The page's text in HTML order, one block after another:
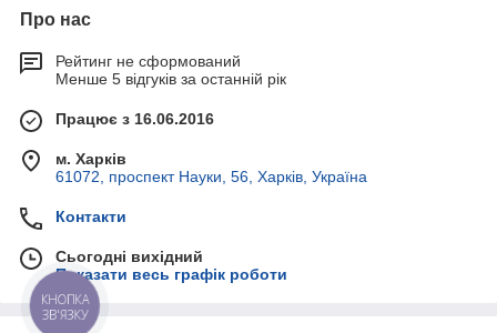
Про нас
Рейтинг не сформований
Менше 5 відгуків за останній рік
Працює з 16.06.2016
м. Харків
61072, проспект Науки, 56, Харків, Україна
Контакти
Сьогодні вихідний
Показати весь графік роботи
КНОПКА
ЗВ'ЯЗКУ